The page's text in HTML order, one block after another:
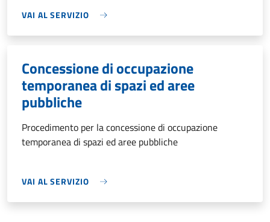
VAI AL SERVIZIO
Concessione di occupazione
temporanea di spazi ed aree
pubbliche
Procedimento per la concessione di occupazione
temporanea di spazi ed aree pubbliche
VAI AL SERVIZIO